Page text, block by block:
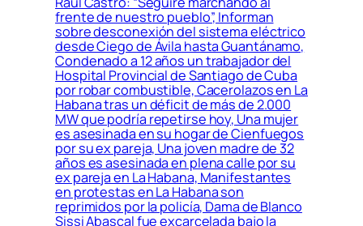
frente de nuestro pueblo”, Informan
sobre desconexión del sistema eléctrico
desde Ciego de Ávila hasta Guantánamo,
Condenado a 12 años un trabajador del
Hospital Provincial de Santiago de Cuba
por robar combustible, Cacerolazos en La
Habana tras un déficit de más de 2.000
MW que podría repetirse hoy, Una mujer
es asesinada en su hogar de Cienfuegos
por su ex pareja, Una joven madre de 32
años es asesinada en plena calle por su
ex pareja en La Habana, Manifestantes
en protestas en La Habana son
reprimidos por la policía, Dama de Blanco
Sissi Abascal fue excarcelada bajo la